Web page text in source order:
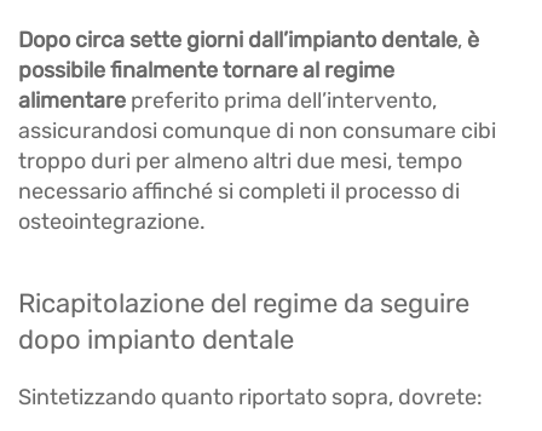
Dopo circa sette giorni dall’impianto dentale, è
possibile finalmente tornare al regime
alimentare preferito prima dell’intervento,
assicurandosi comunque di non consumare cibi
troppo duri per almeno altri due mesi, tempo
necessario affinché si completi il processo di
osteointegrazione.
Ricapitolazione del regime da seguire
dopo impianto dentale
Sintetizzando quanto riportato sopra, dovrete: